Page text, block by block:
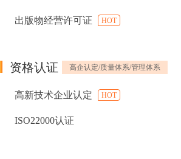
出版物经营许可证 HOT
资格认证 高企认定/质量体系/管理体系
高新技术企业认定 HOT
ISO22000认证